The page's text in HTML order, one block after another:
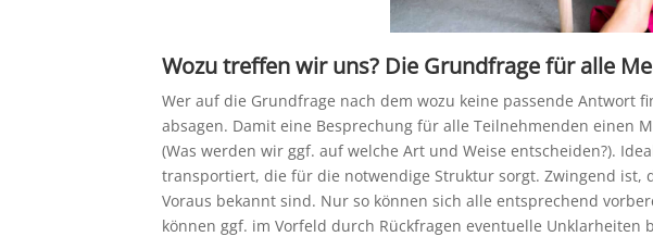
Wozu treffen wir uns? Die Grundfrage für alle
Wer auf die Grundfrage nach dem wozu keine passende Antwort
absagen. Damit eine Besprechung für alle Teilnehmenden einen
(Was werden wir ggf. auf welche Art und Weise entscheiden?).
transportiert, die für die notwendige Struktur sorgt. Zwingend ist,
Voraus bekannt sind. Nur so können sich alle entsprechend
können ggf. im Vorfeld durch Rückfragen eventuelle Unklarheiten